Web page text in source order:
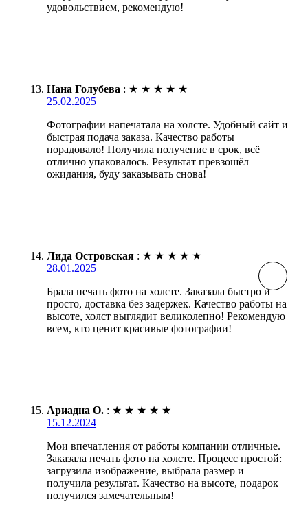
удовольствием, рекомендую!
Нана Голубева : ★ ★ ★ ★ ★
25.02.2025
Фотографии напечатала на холсте. Удобный сайт и
быстрая подача заказа. Качество работы
порадовало! Получила получение в срок, всё
отлично упаковалось. Результат превзошёл
ожидания, буду заказывать снова!
Лида Островская : ★ ★ ★ ★ ★
28.01.2025
Брала печать фото на холсте. Заказала быстро и
просто, доставка без задержек. Качество работы на
высоте, холст выглядит великолепно! Рекомендую
всем, кто ценит красивые фотографии!
Ариадна О. : ★ ★ ★ ★ ★
15.12.2024
Мои впечатления от работы компании отличные.
Заказала печать фото на холсте. Процесс простой:
загрузила изображение, выбрала размер и
получила результат. Качество на высоте, подарок
получился замечательным!